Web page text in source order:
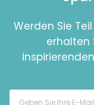
Werden Sie
erhalten